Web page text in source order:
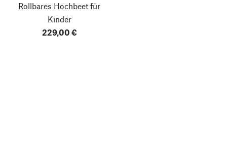
Rollbares Hochbeet für
Kinder
229,00 €